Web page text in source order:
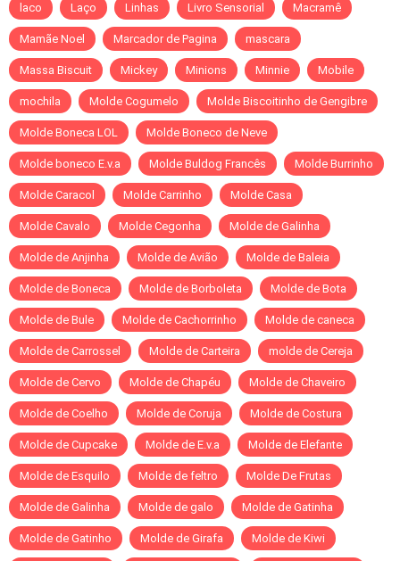
laco Laço Linhas Livro Sensorial Macramê
Mamãe Noel Marcador de Pagina mascara
Massa Biscuit Mickey Minions Minnie Mobile
mochila Molde Cogumelo Molde Biscoitinho de Gengibre
Molde Boneca LOL Molde Boneco de Neve
Molde boneco E.v.a Molde Buldog Francês Molde Burrinho
Molde Caracol Molde Carrinho Molde Casa
Molde Cavalo Molde Cegonha Molde de Galinha
Molde de Anjinha Molde de Avião Molde de Baleia
Molde de Boneca Molde de Borboleta Molde de Bota
Molde de Bule Molde de Cachorrinho Molde de caneca
Molde de Carrossel Molde de Carteira molde de Cereja
Molde de Cervo Molde de Chapéu Molde de Chaveiro
Molde de Coelho Molde de Coruja Molde de Costura
Molde de Cupcake Molde de E.v.a Molde de Elefante
Molde de Esquilo Molde de feltro Molde De Frutas
Molde de Galinha Molde de galo Molde de Gatinha
Molde de Gatinho Molde de Girafa Molde de Kiwi